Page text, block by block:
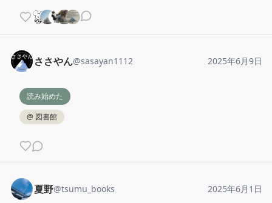
ささやん@sasayan1112 2025年6月9日
読み始めた
@ 図書館
夏野@tsumu_books 2025年6月1日